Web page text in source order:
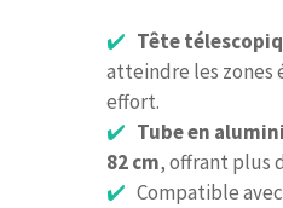
Tête
atteindre les zones
effort.
Tube en
82 cm, offrant plus
Compatible